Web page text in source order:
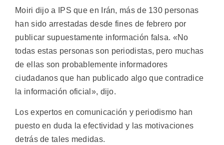
Moiri dijo a IPS que en Irán, más de 130 personas
han sido arrestadas desde fines de febrero por
publicar supuestamente información falsa. «No
todas estas personas son periodistas, pero muchas
de ellas son probablemente informadores
ciudadanos que han publicado algo que contradice
la información oficial», dijo.
Los expertos en comunicación y periodismo han
puesto en duda la efectividad y las motivaciones
detrás de tales medidas.